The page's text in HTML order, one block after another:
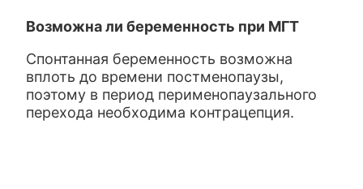
Возможна ли беременность при МГТ
Спонтанная беременность возможна
вплоть до времени постменопаузы,
поэтому в период перименопаузального
перехода необходима контрацепция.